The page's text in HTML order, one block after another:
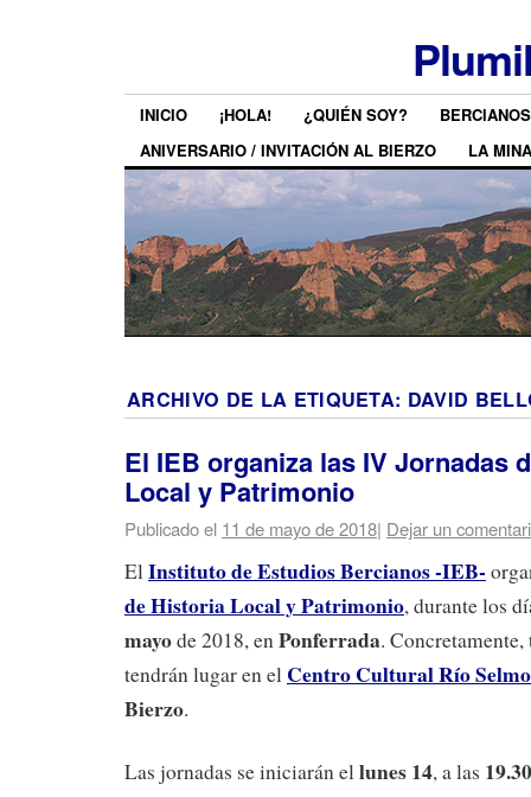
INICIO ¡HOLA! ¿QUIÉN SOY?
ANIVERSARIO / INVITACIÓN AL BIERZO
LA MINA
ARCHIVO DE LA ETIQUETA: DAVID
El IEB organiza las IV Jornadas
Local y Patrimonio
Publicado el 11 de mayo de 2018| Dejar un
ElInstituto de Estudios Bercianos -IEB-
de Historia Local y Patrimonio, durante los
mayode 2018, enPonferrada.
tendrán lugar en el Centro Cultural Río Selmo
Bierzo.
Las jornadas se iniciarán ellunes 14, a las